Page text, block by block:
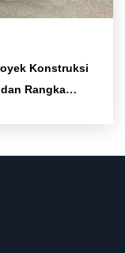
Konstruksi
Rangka